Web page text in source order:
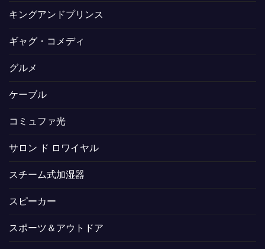
キングアンドプリンス
ギャグ・コメディ
グルメ
ケーブル
コミュファ光
サロン ド ロワイヤル
スチーム式加湿器
スピーカー
スポーツ＆アウトドア